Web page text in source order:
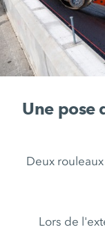
Une pose
Deux
Lors de